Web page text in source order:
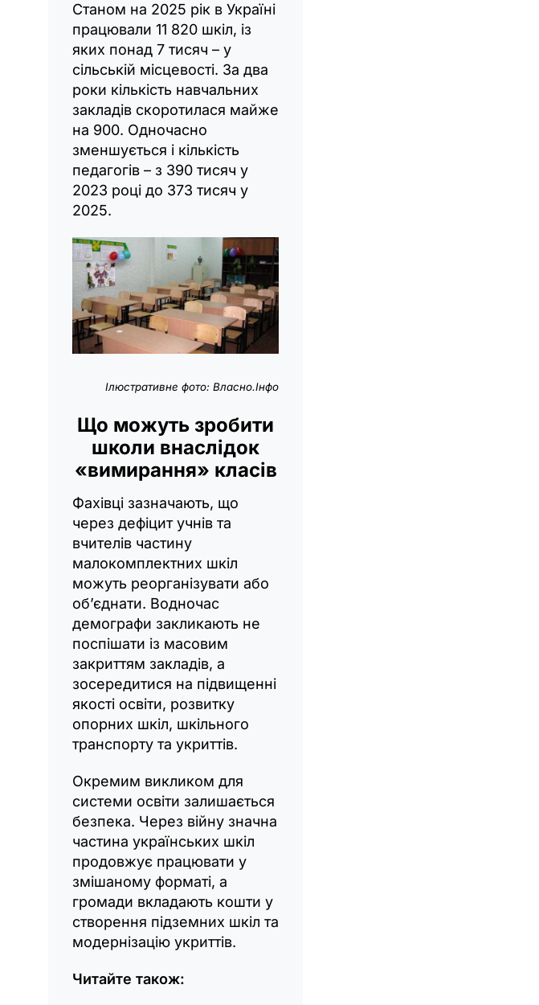
Станом на 2025 рік в Україні
працювали 11 820 шкіл, із
яких понад 7 тисяч – у
сільській місцевості. За два
роки кількість навчальних
закладів скоротилася майже
на 900. Одночасно
зменшується і кількість
педагогів – з 390 тисяч у
2023 році до 373 тисяч у
2025.
Ілюстративне фото: Власно.Інфо
Що можуть зробити
школи внаслідок
«вимирання» класів
Фахівці зазначають, що
через дефіцит учнів та
вчителів частину
малокомплектних шкіл
можуть реорганізувати або
об’єднати. Водночас
демографи закликають не
поспішати із масовим
закриттям закладів, а
зосередитися на підвищенні
якості освіти, розвитку
опорних шкіл, шкільного
транспорту та укриттів.
Окремим викликом для
системи освіти залишається
безпека. Через війну значна
частина українських шкіл
продовжує працювати у
змішаному форматі, а
громади вкладають кошти у
створення підземних шкіл та
модернізацію укриттів.
Читайте також: